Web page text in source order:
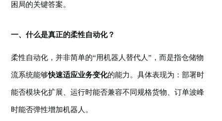
困局的关键答案。
一、什么是真正的柔性自动化？
柔性自动化 ，并非简单的“用机器人替代人”，而是指仓储物
流系统能够快速适应业务变化的能力。具体表现为：部署时
能否模块化扩展、运行时能否兼容不同规格货物、订单波峰
时能否弹性增加机器人。